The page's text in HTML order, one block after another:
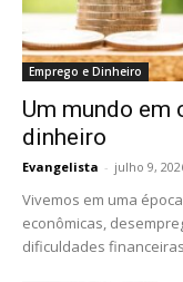
Emprego e Dinheiro
Um mundo em
dinheiro
Evangelista - julho 9,
Vivemos em uma
econômicas,
dificuldades